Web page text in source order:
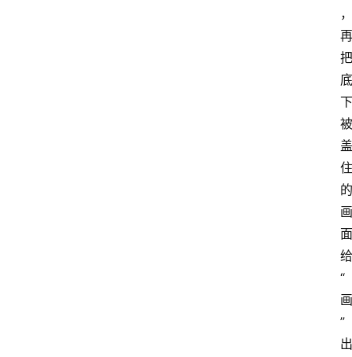
，
再
把
底
下
被
盖
住
的
画
面
给
“
画
”
出